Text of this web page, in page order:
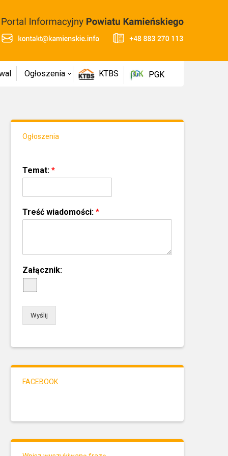
Ogłoszenia KTBS PGK
Ogłoszenia
Temat: *
Treść wiadomości: *
Załącznik:
Wyślij
FACEBOOK